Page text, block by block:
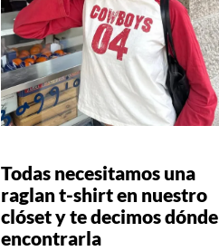
Todas necesitamos una
raglan t-shirt en nuestro
clóset y te decimos dónde
encontrarla